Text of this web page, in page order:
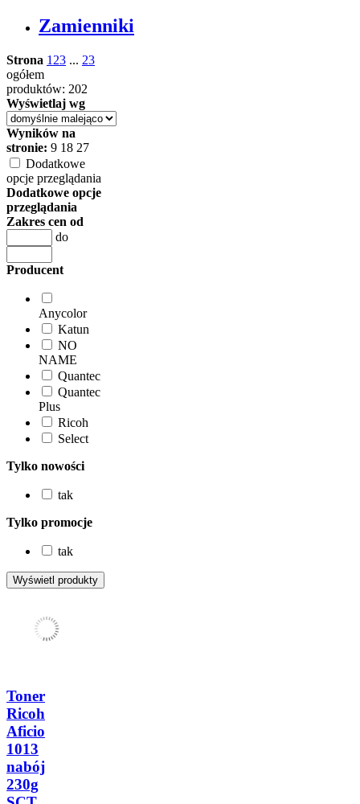
Zamienniki
Strona 1 23 ... 23
ogółem
produktów: 202
Wyświetlaj wg
Wyników na
stronie: 9 18 27
Dodatkowe
opcje przeglądania
Dodatkowe opcje
przeglądania
Zakres cen od
do
Producent
Anycolor
Katun
NO
NAME
Quantec
Quantec
Plus
Ricoh
Select
Tylko nowości
tak
Tylko promocje
tak
Toner
Ricoh
Aficio
1013
nabój
230g